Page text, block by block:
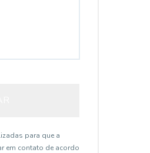
para que a
em contato de acordo